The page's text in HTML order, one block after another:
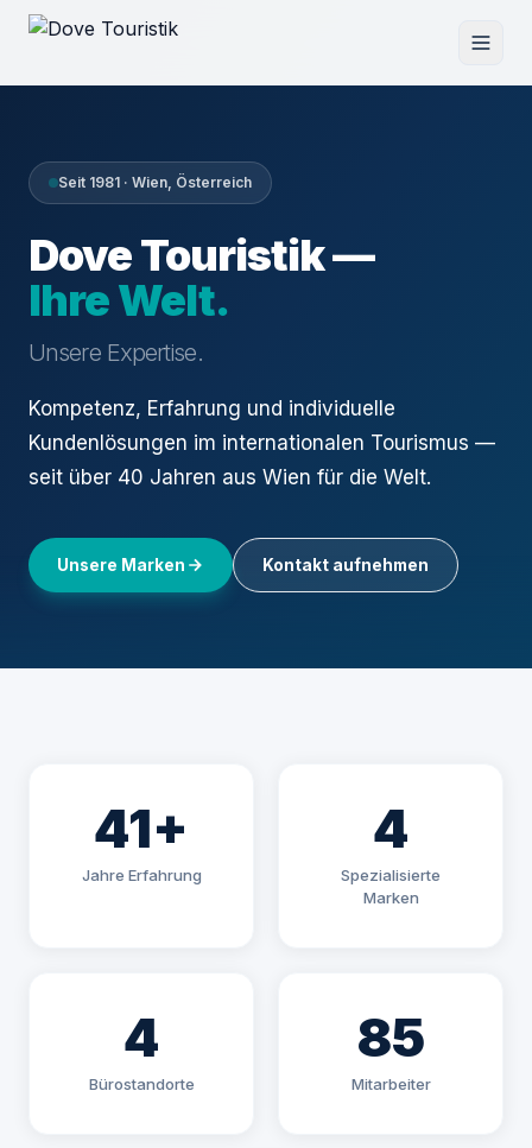
Seit 1981 · Wien, Österreich
Dove Touristik —
Ihre Welt.
Unsere Expertise.
Kompetenz, Erfahrung und individuelle
Kundenlösungen im internationalen Tourismus —
seit über 40 Jahren aus Wien für die Welt.
Unsere Marken Kontakt aufnehmen
41+
Jahre Erfahrung
4
Spezialisierte
Marken
4
Bürostandorte
85
Mitarbeiter